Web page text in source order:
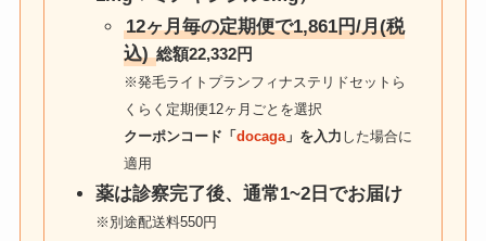
12ヶ月毎の定期便で1,861円/月(税
込)総額22,332円
※発毛ライトプランフィナステリドセットら
くらく定期便12ヶ月ごとを選択
クーポンコード「 docaga」を入力 した場合に
適用
薬は診察完了後、通常1~2日でお届け
※別途配送料550円